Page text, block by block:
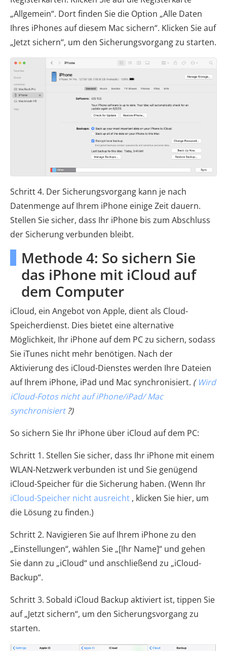
„Allgemein“. Dort finden Sie die Option „Alle Daten
Ihres iPhones auf diesem Mac sichern“. Klicken Sie auf
„Jetzt sichern“, um den Sicherungsvorgang zu starten.
Schritt 4. Der Sicherungsvorgang kann je nach
Datenmenge auf Ihrem iPhone einige Zeit dauern.
Stellen Sie sicher, dass Ihr iPhone bis zum Abschluss
der Sicherung verbunden bleibt.
Methode 4: So sichern Sie
das iPhone mit iCloud auf
dem Computer
iCloud, ein Angebot von Apple, dient als Cloud-
Speicherdienst. Dies bietet eine alternative
Möglichkeit, Ihr iPhone auf dem PC zu sichern, sodass
Sie iTunes nicht mehr benötigen. Nach der
Aktivierung des iCloud-Dienstes werden Ihre Dateien
auf Ihrem iPhone, iPad und Mac synchronisiert. ( Wird
iCloud-Fotos nicht auf iPhone/iPad/ Mac
synchronisiert?)
So sichern Sie Ihr iPhone über iCloud auf dem PC:
Schritt 1. Stellen Sie sicher, dass Ihr iPhone mit einem
WLAN-Netzwerk verbunden ist und Sie genügend
iCloud-Speicher für die Sicherung haben. (Wenn Ihr
iCloud-Speicher nicht ausreicht , klicken Sie hier, um
die Lösung zu finden.)
Schritt 2. Navigieren Sie auf Ihrem iPhone zu den
„Einstellungen“, wählen Sie „[Ihr Name]“ und gehen
Sie dann zu „iCloud“ und anschließend zu „iCloud-
Backup“.
Schritt 3. Sobald iCloud Backup aktiviert ist, tippen Sie
auf „Jetzt sichern“, um den Sicherungsvorgang zu
starten.